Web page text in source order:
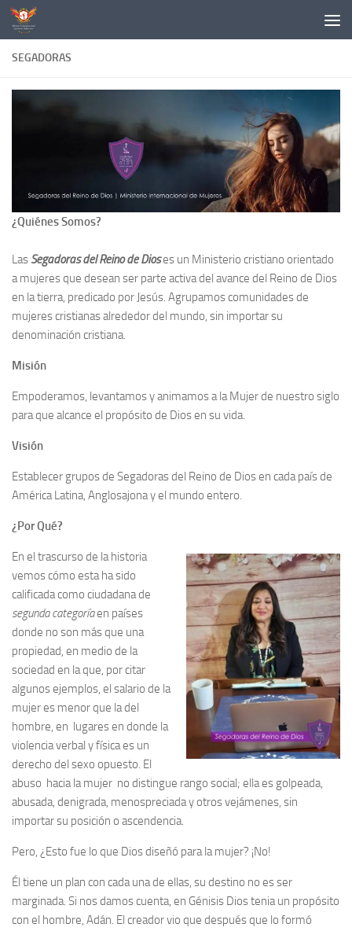
Skip to content
SEGADORAS
¿Quiénes Somos?
Las Segadoras del Reino de Dioses un Ministerio cristiano orientado
a mujeres que desean ser parte activa del avance del Reino de Dios
en la tierra, predicado por Jesús. Agrupamos comunidades de
mujeres cristianas alrededor del mundo, sin importar su
denominación cristiana.
Misión
Empoderamos, levantamos y animamos a la Mujer de nuestro siglo
para que alcance el propósito de Dios en su vida.
Visión
Establecer grupos de Segadoras del Reino de Dios en cada país de
América Latina, Anglosajona y el mundo entero.
¿Por Qué?
En el trascurso de la historia
vemos cómo esta ha sido
calificada como ciudadana de
segunda categoríaen países
donde no son más que una
propiedad, en medio de la
sociedad en la que, por citar
algunos ejemplos, el salario de la
mujer es menor que la del
hombre, en lugares en donde la
violencia verbal y física es un
derecho del sexo opuesto. El
abuso hacia la mujer no distingue rango social; ella es golpeada,
abusada, denigrada, menospreciada y otros vejámenes, sin
importar su posición o ascendencia.
Pero, ¿Esto fue lo que Dios diseñó para la mujer? ¡No!
Él tiene un plan con cada una de ellas, su destino no es ser
marginada. Si nos damos cuenta, en Génisis Dios tenia un propósito
con el hombre, Adán. El creador vio que después que lo formó